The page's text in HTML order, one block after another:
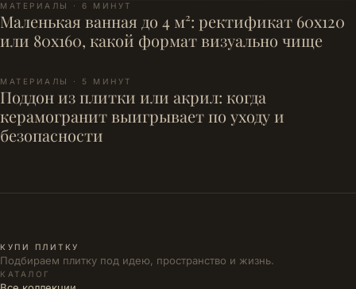
МАТЕРИАЛЫ · 6 МИНУТ
Маленькая ванная до 4 м²: ректификат 60x120
или 80x160, какой формат визуально чище
МАТЕРИАЛЫ · 5 МИНУТ
Поддон из плитки или акрил: когда
керамогранит выигрывает по уходу и
безопасности
КУПИ ПЛИТКУ
Подбираем плитку под идею, пространство и жизнь.
КАТАЛОГ